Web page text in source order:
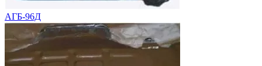
АГБ-96Д